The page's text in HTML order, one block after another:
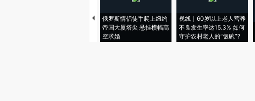
俄罗斯情侣徒手爬上纽约
帝国大厦塔尖 悬挂横幅高
空求婚
视线｜60岁以上老人营养
不良发生率达15.3% 如何
守护农村老人的“饭碗”?